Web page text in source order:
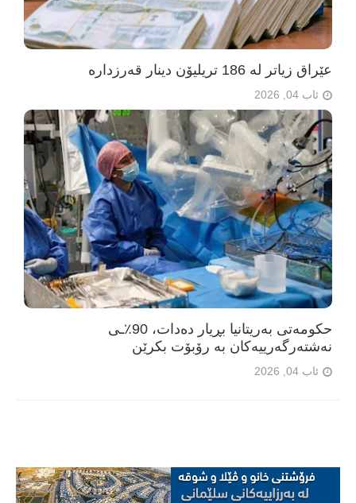
عێراق زیاتر لە 186 تریلیۆن دینار قەرزدارە
ئاب 04, 2026
حکومەتی بەریتانیا بڕیار دەدات، 90٪ـی
نەشتەرگەرییەکان بە رۆبۆت بکرێن
ئاب 04, 2026